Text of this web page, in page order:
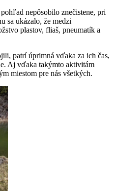
nepôsobilo znečistene, pri
sa ukázalo, že medzi
plastov, fliaš, pneumatík a
patrí úprimná vďaka za ich čas,
Aj vďaka takýmto aktivitám
miestom pre nás všetkých.